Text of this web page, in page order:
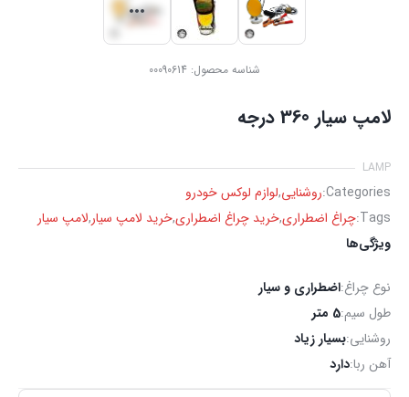
شناسه محصول: 00090614
لامپ سیار 360 درجه
LAMP
Categories: روشنایی,لوازم لوکس خودرو
Tags: چراغ اضطراری,خرید چراغ اضطراری,خرید لامپ سیار,لامپ سیار
ویژگی‌ها
نوع چراغ:اضطراری و سیار
طول سیم:5 متر
روشنایی:بسیار زیاد
آهن ربا:دارد